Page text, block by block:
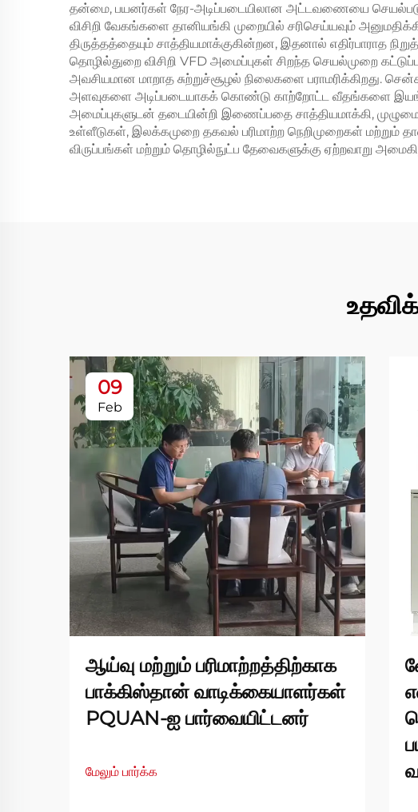
தன்மை, பயனர்கள் நேர-அடிப்படையிலான அட்டவணையை
விசிறி வேகங்களை தானியங்கி முறையில் சரிசெய்யவும்
திருத்தத்தையும் சாத்தியமாக்குகின்றன, இதனால் எதிர்பாராத
தொழில்துறை விசிறி VFD அமைப்புகள் சிறந்த செயல்முறை
அவசியமான மாறாத சுற்றுச்சூழல் நிலைகளை பராமரிக்கிறது.
அளவுகளை அடிப்படையாகக் கொண்டு காற்றோட்ட வீதங்களை
அமைப்புகளுடன் தடையின்றி இணைப்பதை சாத்தியமாக்கி,
உள்ளீடுகள், இலக்கமுறை தகவல் பரிமாற்ற நெறிமுறைகள் மற்றும்
விருப்பங்கள் மற்றும் தொழில்நுட்ப தேவைகளுக்கு ஏற்றவாறு
09
Feb
ஆய்வு மற்றும் பரிமாற்றத்திற்காக
பாக்கிஸ்தான் வாடிக்கையாளர்கள்
PQUAN-ஐ பார்வையிட்டனர்
மேலும் பார்க்க